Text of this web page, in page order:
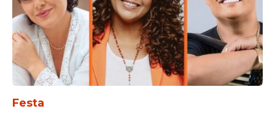
View this post on Instagram
Festa